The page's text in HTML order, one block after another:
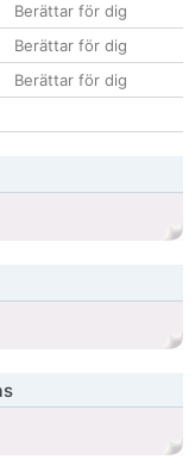
Berättar för dig
Berättar för dig
Berättar för dig